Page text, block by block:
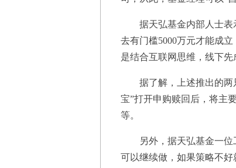
据天弘基金内部人士表
去有门槛5000万元才能成
是结合互联网思维，线下
据了解，上述推出的两只
宝”打开申购赎回后，将主
等。
另外，据天弘基金一位工
可以继续做，如果策略不